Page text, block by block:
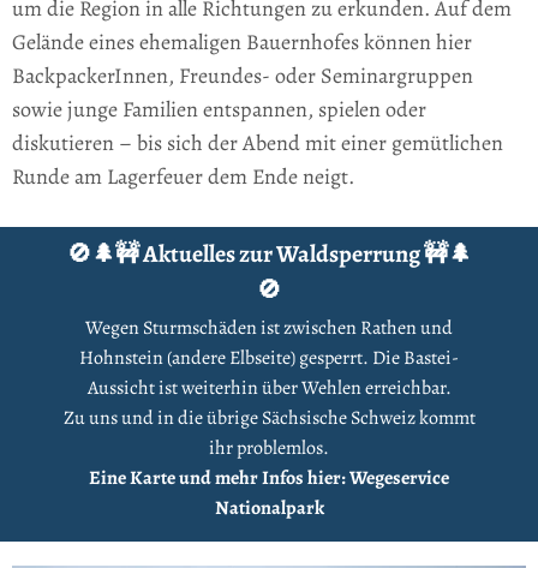
um die Region in alle Richtungen zu erkunden. Auf dem
Gelände eines ehemaligen Bauernhofes können hier
BackpackerInnen, Freundes- oder Seminargruppen
sowie junge Familien entspannen, spielen oder
diskutieren – bis sich der Abend mit einer gemütlichen
Runde am Lagerfeuer dem Ende neigt.
🚫🌲🚧 Aktuelles zur Waldsperrung 🚧🌲
🚫
Wegen Sturmschäden ist zwischen Rathen und
Hohnstein (andere Elbseite) gesperrt. Die Bastei-
Aussicht ist weiterhin über Wehlen erreichbar.
Zu uns und in die übrige Sächsische Schweiz kommt
ihr problemlos.
Eine Karte und mehr Infos hier: Wegeservice
Nationalpark